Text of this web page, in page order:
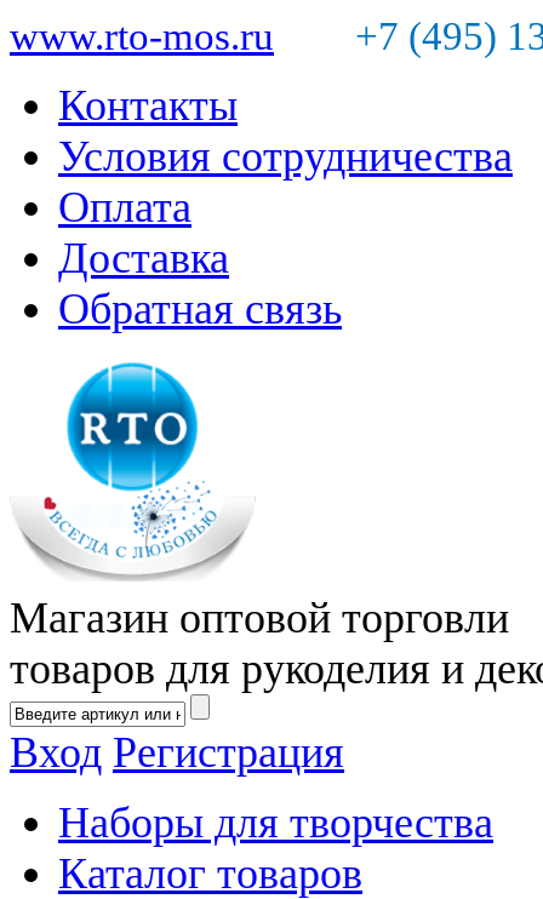
www.rto-mos.ru +7 (495)
Контакты
Условия сотрудничества
Оплата
Доставка
Обратная связь
Магазин оптовой торговли
товаров для рукоделия и
Вход Регистрация
Наборы для творчества
Каталог товаров